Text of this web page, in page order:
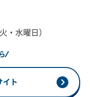
・水曜日）
イト